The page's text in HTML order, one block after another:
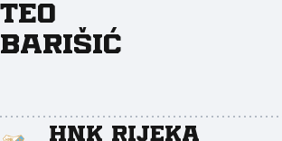
Teo
Barišić
HNK Rijeka